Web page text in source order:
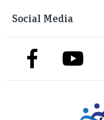
Social Media
link to facebooklink to